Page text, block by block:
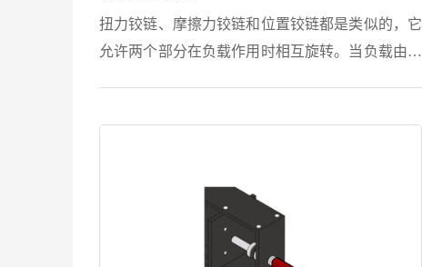
扭力铰链、摩擦力铰链和位置铰链都是类似的，它
允许两个部分在负载作用时相互旋转。当负载由于